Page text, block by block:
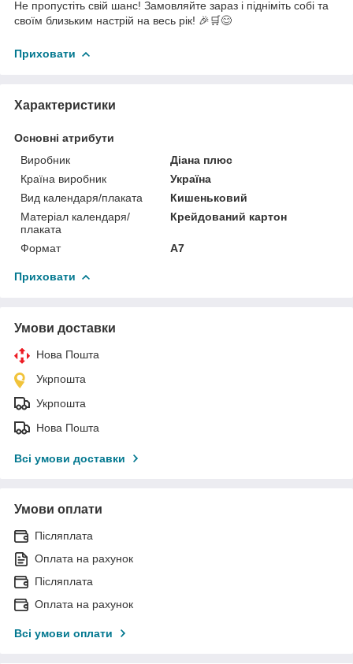
Не пропустіть свій шанс! Замовляйте зараз і підніміть собі та
своїм близьким настрій на весь рік! 🎉🛒😊
Приховати
Характеристики
Основні атрибути
Виробник
Діана плюс
Країна виробник
Україна
Вид календаря/плаката
Кишеньковий
Матеріал календаря/
плаката
Крейдований картон
Формат A7
Приховати
Умови доставки
Нова Пошта
Укрпошта
Укрпошта
Нова Пошта
Всі умови доставки
Умови оплати
Післяплата
Оплата на рахунок
Післяплата
Оплата на рахунок
Всі умови оплати